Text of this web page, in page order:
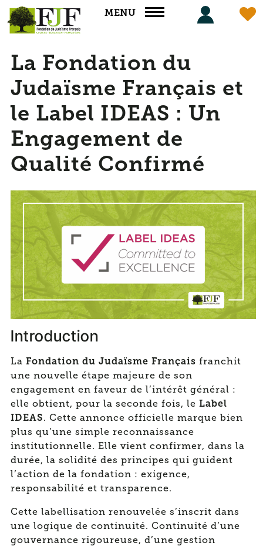
MENU
La Fondation du
Judaïsme Français et
le Label IDEAS : Un
Engagement de
Qualité Confirmé
Introduction
La Fondation du Judaïsme Français franchit
une nouvelle étape majeure de son
engagement en faveur de l’intérêt général :
elle obtient, pour la seconde fois, le Label
IDEAS. Cette annonce officielle marque bien
plus qu’une simple reconnaissance
institutionnelle. Elle vient confirmer, dans la
durée, la solidité des principes qui guident
l’action de la fondation : exigence,
responsabilité et transparence.
Cette labellisation renouvelée s’inscrit dans
une logique de continuité. Continuité d’une
gouvernance rigoureuse, d’une gestion
Panneau de gestion des cookies